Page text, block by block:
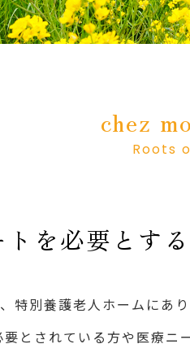
chez
Roots
を必要とす
特別養護老人ホームにあり
とされている方や医療